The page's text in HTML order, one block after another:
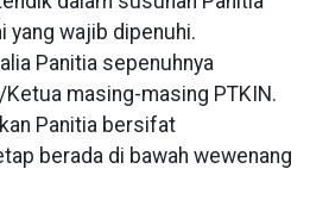
yang wajib dipenuhi.
Panitia sepenuhnya
masing-masing PTKIN.
Panitia bersifat
berada di bawah wewenang